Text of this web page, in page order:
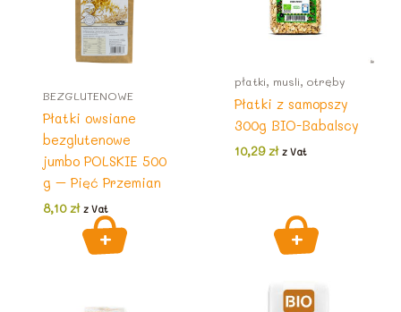
BEZGLUTENOWE
Płatki owsiane
bezglutenowe
jumbo POLSKIE 500
g – Pięć Przemian
8,10zł z Vat
płatki, musli, otręby
Płatki z samopszy
300g BIO-Babalscy
10,29zł z Vat